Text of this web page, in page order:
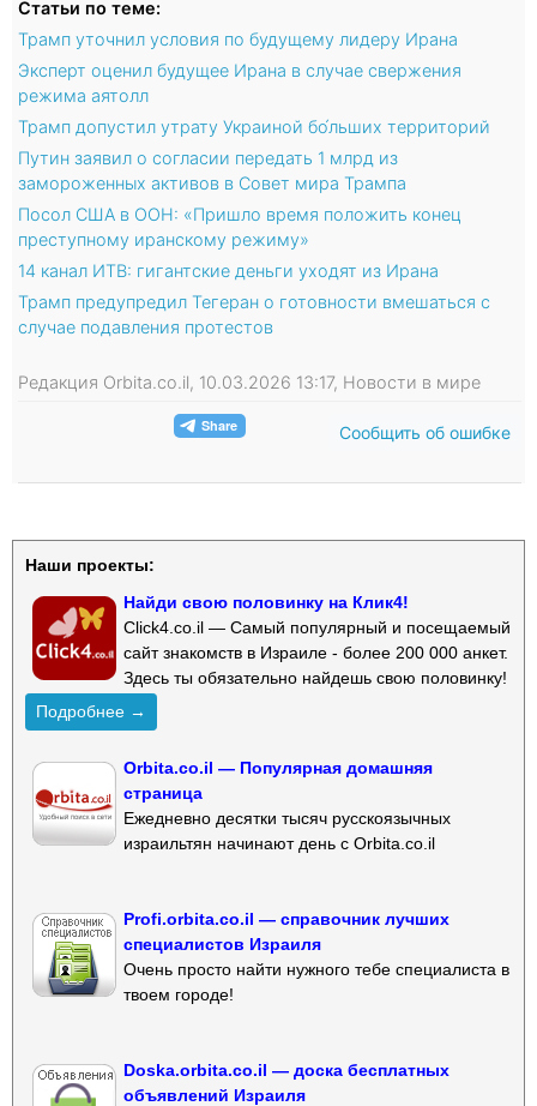
Статьи по теме:
Трамп уточнил условия по будущему лидеру Ирана
Эксперт оценил будущее Ирана в случае свержения
режима аятолл
Трамп допустил утрату Украиной бо́льших территорий
Путин заявил о согласии передать 1 млрд из
замороженных активов в Совет мира Трампа
Посол США в ООН: «Пришло время положить конец
преступному иранскому режиму»
14 канал ИТВ: гигантские деньги уходят из Ирана
Трамп предупредил Тегеран о готовности вмешаться с
случае подавления протестов
Редакция Orbita.co.il, 10.03.2026 13:17, Новости в мире
Сообщить об ошибке
Наши проекты:
Найди свою половинку на Клик4!
Click4.co.il — Самый популярный и посещаемый
сайт знакомств в Израиле - более 200 000 анкет.
Здесь ты обязательно найдешь свою половинку!
Подробнее →
Orbita.co.il — Популярная домашняя
страница
Ежедневно десятки тысяч русскоязычных
израильтян начинают день с Orbita.co.il
Profi.orbita.co.il — справочник лучших
специалистов Израиля
Очень просто найти нужного тебе специалиста в
твоем городе!
Doska.orbita.co.il — доска бесплатных
объявлений Израиля